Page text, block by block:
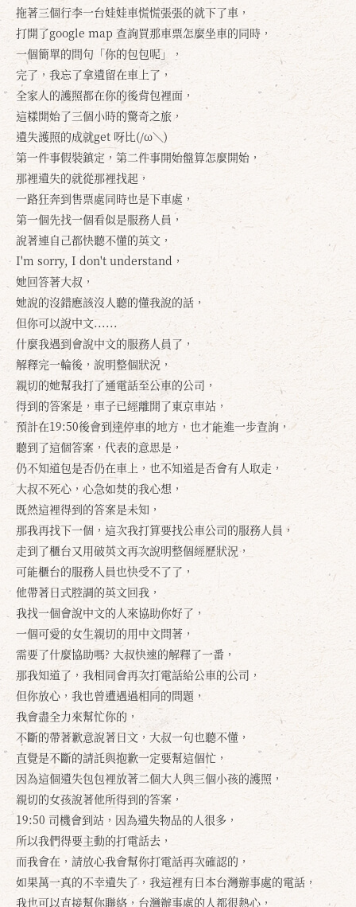
拖著三個行李一台娃娃車慌慌張張的就下了車，
打開了google map 查詢買那車票怎麼坐車的同時，
一個簡單的問句「你的包包呢」，
完了，我忘了拿遺留在車上了，
全家人的護照都在你的後背包裡面，
這樣開始了三個小時的驚奇之旅，
遺失護照的成就get 呀比(/ω＼)
第一件事假裝鎮定，第二件事開始盤算怎麼開始，
那裡遺失的就從那裡找起，
一路狂奔到售票處同時也是下車處，
第一個先找一個看似是服務人員，
說著連自己都快聽不懂的英文，
I'm sorry, I don't understand，
她回答著大叔，
她說的沒錯應該沒人聽的懂我說的話，
但你可以說中文......
什麼我遇到會說中文的服務人員了，
解釋完一輪後，說明整個狀況，
親切的她幫我打了通電話至公車的公司，
得到的答案是，車子已經離開了東京車站，
預計在19:50後會到達停車的地方，也才能進一步查詢，
聽到了這個答案，代表的意思是，
仍不知道包是否仍在車上，也不知道是否會有人取走，
大叔不死心，心急如焚的我心想，
既然這裡得到的答案是未知，
那我再找下一個，這次我打算要找公車公司的服務人員，
走到了櫃台又用破英文再次說明整個經歷狀況，
可能櫃台的服務人員也快受不了了，
他帶著日式腔調的英文回我，
我找一個會說中文的人來協助你好了，
一個可愛的女生親切的用中文問著，
需要了什麼協助嗎? 大叔快速的解釋了一番，
那我知道了，我相同會再次打電話給公車的公司，
但你放心，我也曾遭遇過相同的問題，
我會盡全力來幫忙你的，
不斷的帶著歉意說著日文，大叔一句也聽不懂，
直覺是不斷的請託與抱歉一定要幫這個忙，
因為這個遺失包包裡放著二個大人與三個小孩的護照，
親切的女孩說著他所得到的答案，
19:50 司機會到站，因為遺失物品的人很多，
所以我們得要主動的打電話去，
而我會在，請放心我會幫你打電話再次確認的，
如果萬一真的不幸遺失了，我這裡有日本台灣辦事處的電話，
我也可以直接幫你聯絡，台灣辦事處的人都很熱心，